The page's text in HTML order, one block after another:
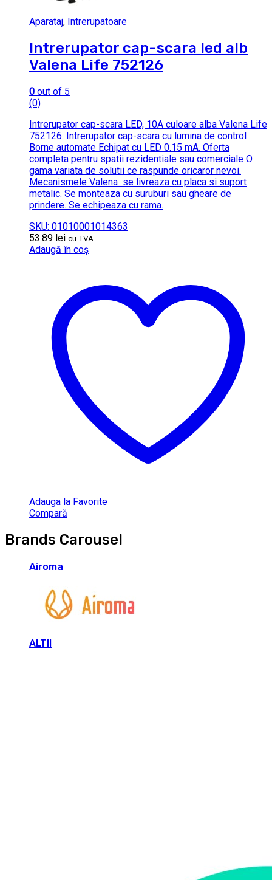
Aparataj, Intrerupatoare
Intrerupator cap-scara led alb
Valena Life 752126
0 out of 5
(0)
Intrerupator cap-scara LED, 10A culoare alba Valena Life
752126. Intrerupator cap-scara cu lumina de control
Borne automate Echipat cu LED 0.15 mA. Oferta
completa pentru spatii rezidentiale sau comerciale O
gama variata de solutii ce raspunde oricaror nevoi.
Mecanismele Valena se livreaza cu placa si suport
metalic. Se monteaza cu suruburi sau gheare de
prindere. Se echipeaza cu rama.
SKU: 01010001014363
53.89 lei cu TVA
Adaugă în coș
Adauga la Favorite
Compară
Brands Carousel
Airoma
ALTII